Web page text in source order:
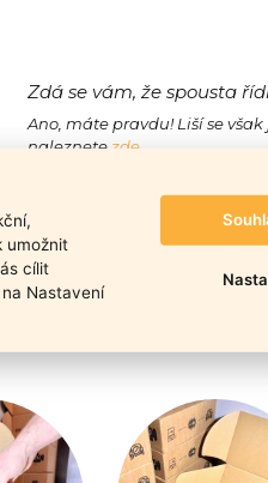
Zdá se vám, že spousta
Ano, máte pravdu! Liší se
naleznete zde.
umožnit
cílit
Nastavení